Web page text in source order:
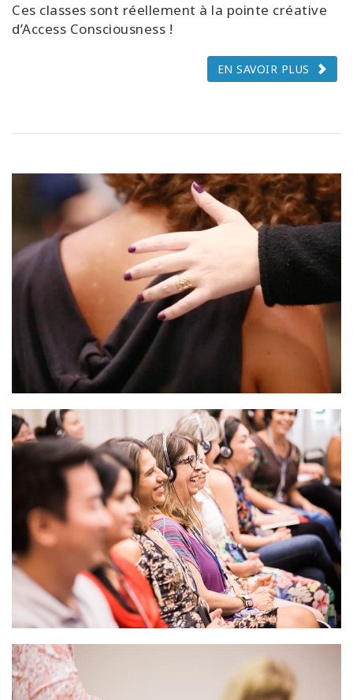
Ces classes sont réellement à la pointe créative
d’Access Consciousness !
EN SAVOIR PLUS